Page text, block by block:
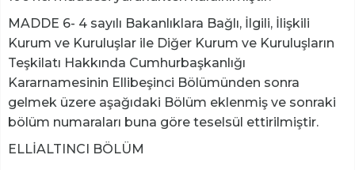
MADDE 6- 4 sayılı Bakanlıklara Bağlı, İlgili, İlişkili
Kurum ve Kuruluşlar ile Diğer Kurum ve Kuruluşların
Teşkilatı Hakkında Cumhurbaşkanlığı
Kararnamesinin Ellibeşinci Bölümünden sonra
gelmek üzere aşağıdaki Bölüm eklenmiş ve sonraki
bölüm numaraları buna göre teselsül ettirilmiştir.
ELLİALTINCI BÖLÜM